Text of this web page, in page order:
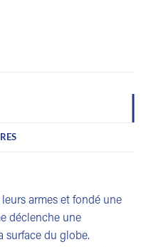
armes et fondé une
déclenche une
surface du globe.